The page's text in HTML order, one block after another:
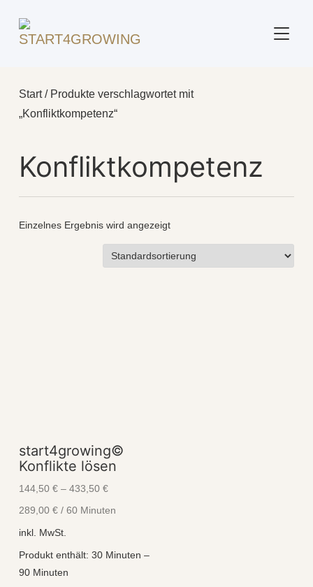
Start/ Produkte verschlagwortet mit
„Konfliktkompetenz“
Konfliktkompetenz
Einzelnes Ergebnis wird angezeigt
start4growing©
Konflikte lösen
144,50 €– 433,50 €
289,00 €/ 60 Minuten
inkl. MwSt.
Produkt enthält: 30 Minuten –
90 Minuten